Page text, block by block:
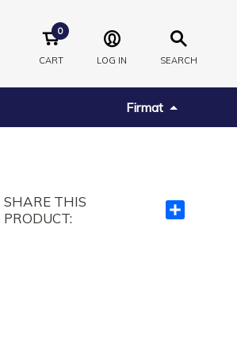
CART
0
LOG IN SEARCH
Firmat
SHARE THIS
PRODUCT: